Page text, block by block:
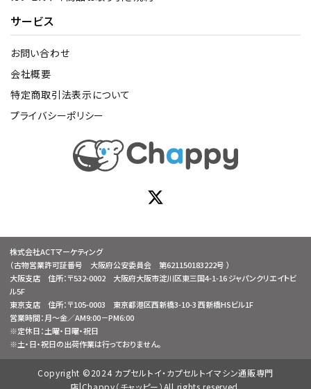
サービス
お問い合わせ
会社概要
特定商取引法表示について
プライバシーポリシー
株式会社ACTマーケティング
（古物営業許可証番号 大阪府公安委員会 第621150183222号 ）
大阪支店 住所：〒532-0002 大阪府大阪市淀川区東三国4-1-16 ジャパンクリエイトビ
ル5F
東京支店 住所：〒105-0003 東京都港区西新橋3-10-3 西新橋HSビル1F
営業時間：月～金／AM9:00－PM6:00
※定休日：土曜・日曜・祝日
※土・日・祝日の出荷作業は行っておりません。
Copyright ©2024 カプセルトイ・カプセルトイマシン通販専門
店|Chappy（チャッピー）All rights reserved.